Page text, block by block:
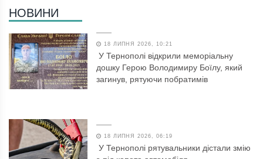
НОВИНИ
18 ЛИПНЯ 2026, 10:21
У Тернополі відкрили меморіальну
дошку Герою Володимиру Боїлу, який
загинув, рятуючи побратимів
18 ЛИПНЯ 2026, 06:19
У Тернополі рятувальники дістали змію